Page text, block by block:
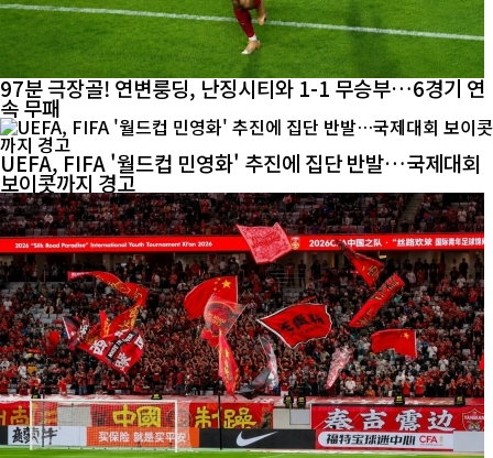
97분 극장골! 연변룽딩, 난징시티와 1-1 무승부…6경기 연
속 무패
UEFA, FIFA '월드컵 민영화' 추진에 집단 반발…국제대회
보이콧까지 경고